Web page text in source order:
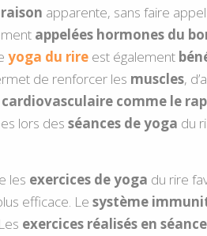
apparente, sans faire
appelées hormones du
yoga du rireest également
de renforcer les muscles,
cardiovasculaire comme le
lors des séances de yoga du
les exercices de yoga du rire
efficace. Le système
exercices réalisés en séance